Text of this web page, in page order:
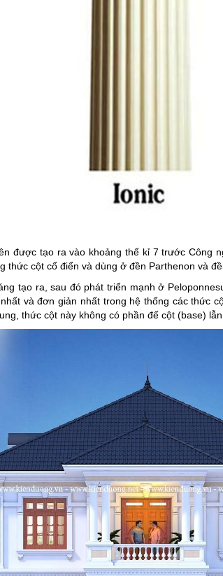
được tạo ra vào khoảng thế kỉ 7 trước Công
thức cột cổ điển và dùng ở đền Parthenon và
tạo ra, sau đó phát triển mạnh ở
và đơn giản nhất trong hệ thống các thức
thức cột này không có phần đế cột (base)